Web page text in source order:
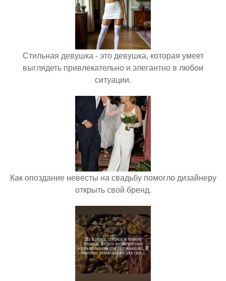
Стильная девушка - это девушка, которая умеет
выглядеть привлекательно и элегантно в любои
ситуации.
Как опоздание невесты на свадьбу помогло дизайнеру
открыть свой бренд.